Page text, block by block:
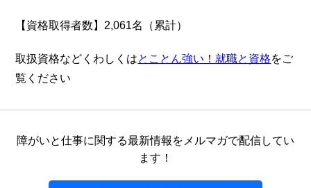
【資格取得者数】2,061名（累計）
取扱資格などくわしくはとことん強い！就職と資格をご
覧ください
障がいと仕事に関する最新情報をメルマガで配信してい
ます！